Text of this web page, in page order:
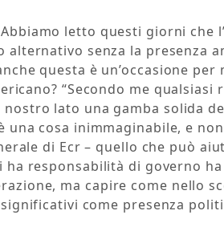
letto questi giorni che
senza la presenza
questa è un’occasione per
“Secondo me qualsiasi
lato una gamba solida
una cosa inimmaginabile, e
di Ecr – quello che può
ha responsabilità di governo
ma capire come nello
come presenza